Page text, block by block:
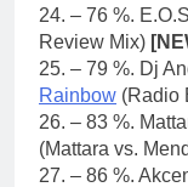
24. – 76 %.
Review Mix)
25. – 79 %. Dj
Rainbow (Radio
26. – 83 %.
(Mattara vs.
27. – 86 %.